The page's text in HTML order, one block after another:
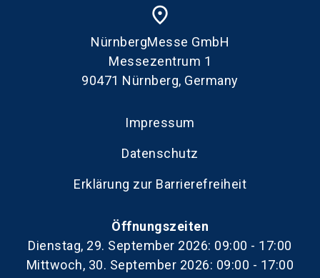
place
NürnbergMesse GmbH
Messezentrum 1
90471 Nürnberg, Germany
Impressum
Datenschutz
Erklärung zur Barrierefreiheit
Öffnungszeiten
Dienstag, 29. September 2026: 09:00 - 17:00
Mittwoch, 30. September 2026: 09:00 - 17:00